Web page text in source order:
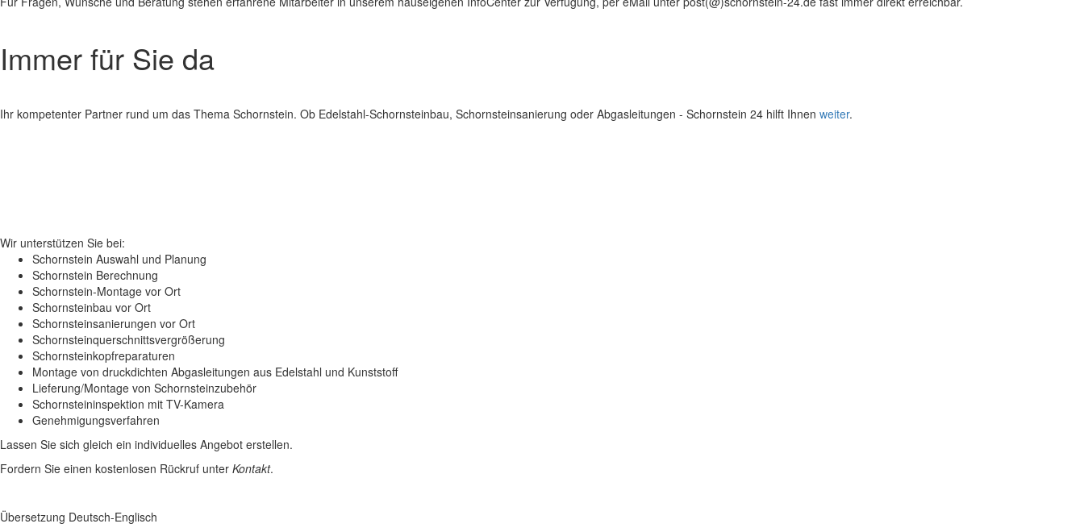
Immer für Sie da
Ihr kompetenter Partner rund um das Thema Schornstein. Ob Edelstahl-Schornsteinbau, Schornsteinsanierung oder Abgasleitungen - Schornstein 24 hilft Ihnen weiter.
Wir unterstützen Sie bei:
Schornstein Auswahl und Planung
Schornstein Berechnung
Schornstein-Montage vor Ort
Schornsteinbau vor Ort
Schornsteinsanierungen vor Ort
Schornsteinquerschnittsvergrößerung
Schornsteinkopfreparaturen
Montage von druckdichten Abgasleitungen aus Edelstahl und Kunststoff
Lieferung/Montage von Schornsteinzubehör
Schornsteininspektion mit TV-Kamera
Genehmigungsverfahren
Lassen Sie sich gleich ein individuelles Angebot erstellen.
Fordern Sie einen kostenlosen Rückruf unter Kontakt.
Übersetzung Deutsch-Englisch